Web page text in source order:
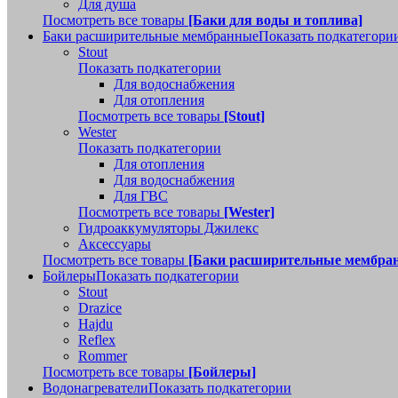
Для душа
Посмотреть все товары [Баки для воды и топлива]
Баки расширительные мембранныеПоказать
Stout
Показать подкатегории
Для водоснабжения
Для отопления
Посмотреть все товары [Stout]
Wester
Показать подкатегории
Для отопления
Для водоснабжения
Для ГВС
Посмотреть все товары [Wester]
Гидроаккумуляторы Джилекс
Аксессуары
Посмотреть все товары [Баки расширительные
БойлерыПоказать подкатегории
Stout
Drazice
Hajdu
Reflex
Rommer
Посмотреть все товары [Бойлеры]
ВодонагревателиПоказать подкатегории